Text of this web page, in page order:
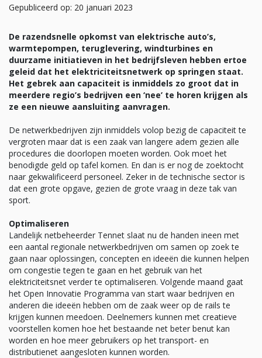
Gepubliceerd op: 20 januari 2023
De razendsnelle opkomst van elektrische auto’s,
warmtepompen, teruglevering, windturbines en
duurzame initiatieven in het bedrijfsleven hebben ertoe
geleid dat het elektriciteitsnetwerk op springen staat.
Het gebrek aan capaciteit is inmiddels zo groot dat in
meerdere regio’s bedrijven een ‘nee’ te horen krijgen als
ze een nieuwe aansluiting aanvragen.
De netwerkbedrijven zijn inmiddels volop bezig de capaciteit te
vergroten maar dat is een zaak van langere adem gezien alle
procedures die doorlopen moeten worden. Ook moet het
benodigde geld op tafel komen. En dan is er nog de zoektocht
naar gekwalificeerd personeel. Zeker in de technische sector is
dat een grote opgave, gezien de grote vraag in deze tak van
sport.
Optimaliseren
Landelijk netbeheerder Tennet slaat nu de handen ineen met
een aantal regionale netwerkbedrijven om samen op zoek te
gaan naar oplossingen, concepten en ideeën die kunnen helpen
om congestie tegen te gaan en het gebruik van het
elektriciteitsnet verder te optimaliseren. Volgende maand gaat
het Open Innovatie Programma van start waar bedrijven en
anderen die ideeën hebben om de zaak weer op de rails te
krijgen kunnen meedoen. Deelnemers kunnen met creatieve
voorstellen komen hoe het bestaande net beter benut kan
worden en hoe meer gebruikers op het transport- en
distributienet aangesloten kunnen worden.